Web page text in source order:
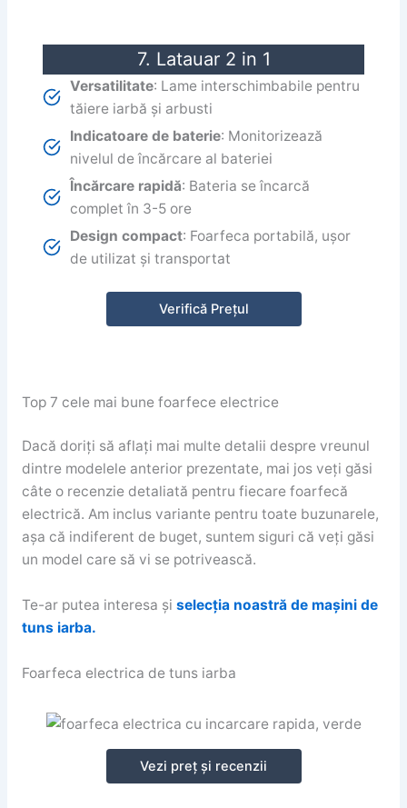
7. Latauar 2 in 1
Versatilitate: Lame interschimbabile pentru
tăiere iarbă și arbusti
Indicatoare de baterie: Monitorizează
nivelul de încărcare al bateriei
Încărcare rapidă: Bateria se încarcă
complet în 3-5 ore
Design compact: Foarfeca portabilă, ușor
de utilizat și transportat
Verifică Prețul
Top 7 cele mai bune foarfece electrice
Dacă doriți să aflați mai multe detalii despre vreunul
dintre modelele anterior prezentate, mai jos veți găsi
câte o recenzie detaliată pentru fiecare foarfecă
electrică. Am inclus variante pentru toate buzunarele,
așa că indiferent de buget, suntem siguri că veți găsi
un model care să vi se potrivească.
Te-ar putea interesa și selecția noastră de mașini de
tuns iarba.
Foarfeca electrica de tuns iarba
Vezi preț și recenzii